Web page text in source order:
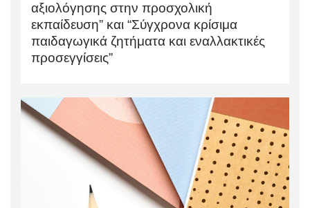
αξιολόγησης στην προσχολική
εκπαίδευση” και “Σύγχρονα κρίσιμα
παιδαγωγικά ζητήματα και εναλλακτικές
προσεγγίσεις”